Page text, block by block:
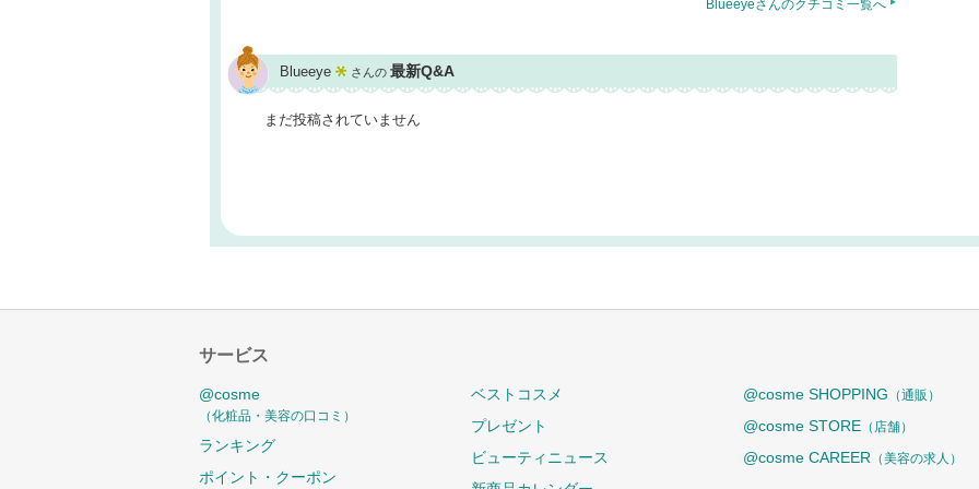
Blueeyeさんのクチコミ一覧へ
Blueeye さんの 最新Q&A
まだ投稿されていません
サービス
@cosme
（化粧品・美容の口コミ）
ランキング
ポイント・クーポン
ベストコスメ
プレゼント
ビューティニュース
@cosme SHOPPING （通販）
@cosme STORE （店舗）
@cosme CAREER （美容の求人）